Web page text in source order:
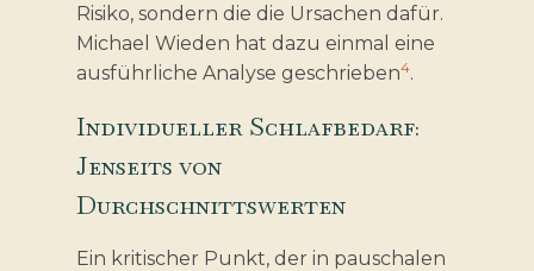
Risiko, sondern die die Ursachen dafür.
Michael Wieden hat dazu einmal eine
ausführliche Analyse geschrieben4.
Individueller Schlafbedarf:
Jenseits von
Durchschnittswerten
Ein kritischer Punkt, der in pauschalen